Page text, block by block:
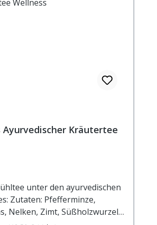
Ayurvedischer Kräutertee
unter den ayurvedischen
Zutaten: Pfefferminze,
Nelken, Zimt, Süßholzwurzel,